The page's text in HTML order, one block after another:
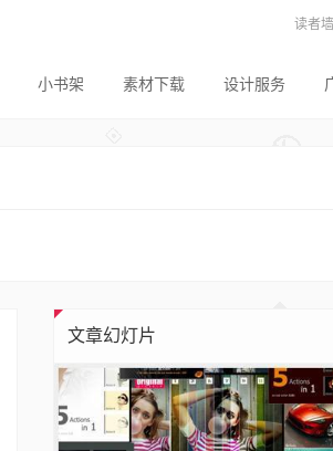
读者墙
小书架 素材下载 设计服务
文章幻灯片